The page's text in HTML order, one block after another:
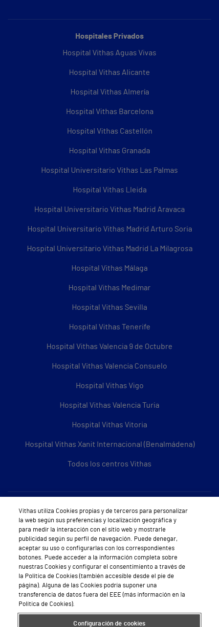
Hospitales Privados
Hospital Vithas Aguas Vivas
Hospital Vithas Alicante
Hospital Vithas Almería
Hospital Vithas Barcelona
Hospital Vithas Castellón
Hospital Vithas Granada
Hospital Universitario Vithas Las Palmas
Hospital Vithas Lleida
Hospital Universitario Vithas Madrid Aravaca
Hospital Universitario Vithas Madrid Arturo Soria
Hospital Universitario Vithas Madrid La Milagrosa
Hospital Vithas Málaga
Hospital Vithas Medimar
Hospital Vithas Sevilla
Hospital Vithas Tenerife
Hospital Vithas Valencia 9 de Octubre
Hospital Vithas Valencia Consuelo
Hospital Vithas Vigo
Hospital Vithas Valencia Turia
Hospital Vithas Vitoria
Hospital Vithas Xanit Internacional (Benalmádena)
Todos los centros Vithas
Sobre Vithas
Quiénes somos
Trabajar en Vithas
Teléfono Cita Médica
Teléfono Atención al Cliente
Política de seguridad y salud en el trabajo
Conoce a Supervita
Vithas utiliza Cookies propias y de terceros para personalizar
la web según sus preferencias y localización geográfica y
para medir la interacción con el sitio web y mostrarle
publicidad según su perfil de navegación. Puede denegar,
aceptar su uso o configurarlas con los correspondientes
botones. Puede acceder a la información completa sobre
nuestras Cookies y configurar el consentimiento a través de
la Política de Cookies (también accesible desde el pie de
página). Alguna de las Cookies podría suponer una
transferencia de datos fuera del EEE (más información en la
Política de Cookies).
Configuración de cookies